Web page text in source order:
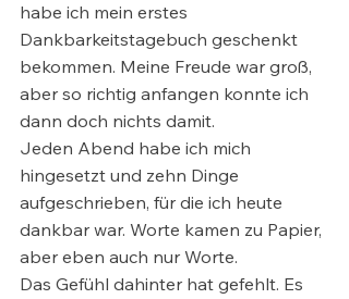
habe ich mein erstes
Dankbarkeitstagebuch geschenkt
bekommen. Meine Freude war groß,
aber so richtig anfangen konnte ich
dann doch nichts damit.
Jeden Abend habe ich mich
hingesetzt und zehn Dinge
aufgeschrieben, für die ich heute
dankbar war. Worte kamen zu Papier,
aber eben auch nur Worte.
Das Gefühl dahinter hat gefehlt. Es